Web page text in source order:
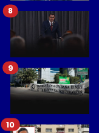
8
9
10